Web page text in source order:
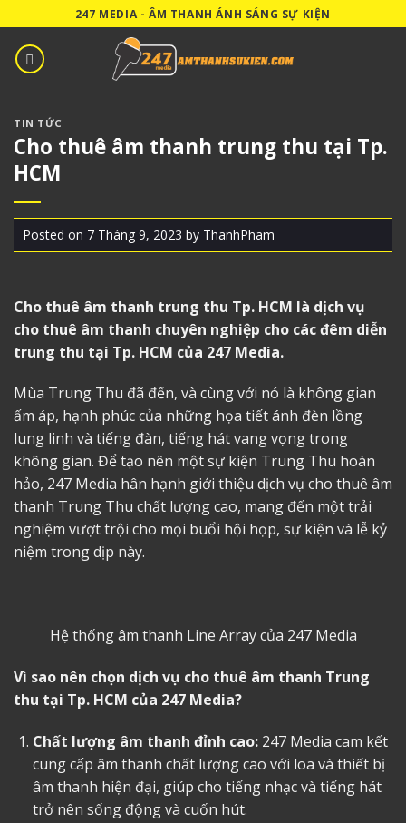
to
content
247 MEDIA - ÂM THANH ÁNH SÁNG SỰ KIỆN
TIN TỨC
Cho thuê âm thanh trung thu tại Tp.
HCM
Posted on 7 Tháng 9, 2023 by ThanhPham
Cho thuê âm thanh trung thu Tp. HCM là dịch vụ
cho thuê âm thanh chuyên nghiệp cho các đêm diễn
trung thu tại Tp. HCM của 247 Media.
Mùa Trung Thu đã đến, và cùng với nó là không gian
ấm áp, hạnh phúc của những họa tiết ánh đèn lồng
lung linh và tiếng đàn, tiếng hát vang vọng trong
không gian. Để tạo nên một sự kiện Trung Thu hoàn
hảo, 247 Media hân hạnh giới thiệu dịch vụ cho thuê âm
thanh Trung Thu chất lượng cao, mang đến một trải
nghiệm vượt trội cho mọi buổi hội họp, sự kiện và lễ kỷ
niệm trong dịp này.
Hệ thống âm thanh Line Array của 247 Media
Vì sao nên chọn dịch vụ cho thuê âm thanh Trung
thu tại Tp. HCM của 247 Media?
Chất lượng âm thanh đỉnh cao:247 Media cam kết
cung cấp âm thanh chất lượng cao với loa và thiết bị
âm thanh hiện đại, giúp cho tiếng nhạc và tiếng hát
trở nên sống động và cuốn hút.